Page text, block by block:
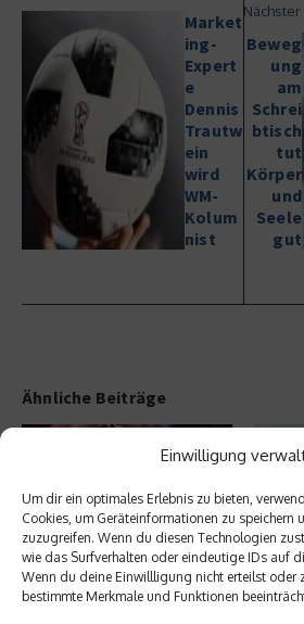
Einwilligung
Um dir ein optimales Erlebnis zu bieten,
Cookies, um Geräteinformationen zu
zuzugreifen. Wenn du diesen Technologien
wie das Surfverhalten oder eindeutige IDs auf
Wenn du deine Einwillligung nicht erteilst oder
bestimmte Merkmale und Funktionen
Market
ing-
Expert
e
Dennis
Trautw
ein
wird
WM-
Kolum
nist
Nächster
Beweg
ung
am
Schrei
btisch
tut
Körper
und
Seele
gut
Ähnliche Beiträge
SLH Club – Vorteile für Bleisure
Traveller